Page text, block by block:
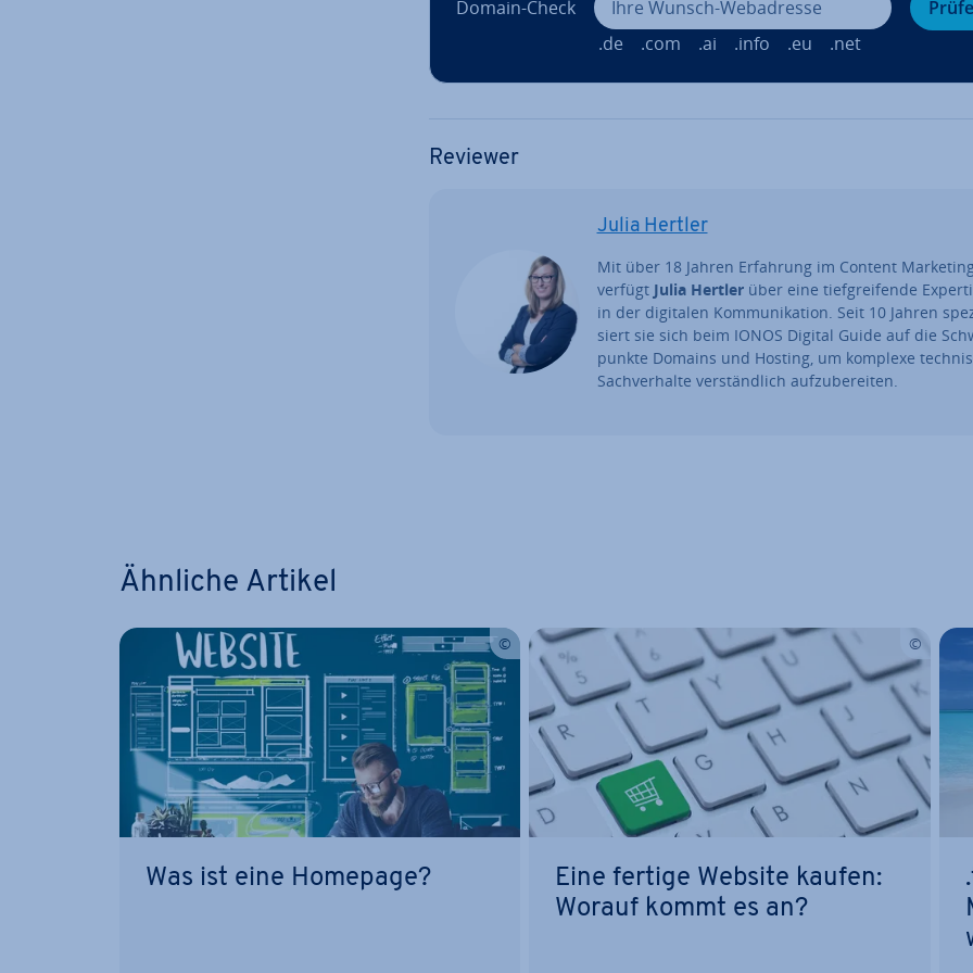
Domain-Check
.de
.com .ai .info .eu .net
Reviewer
Julia Hertler
Mit über 18 Jahren Erfahrung im Content
verfügt Julia Hertlerüber eine tief­grei­fen­de
in der digitalen Kom­mu­ni­ka­ti­on. Seit 10 Jahren
siert sie sich beim IONOS Digital Guide auf die
punk­te Domains und Hosting, um komplexe
Sach­ver­hal­te ver­ständ­lich auf­zu­be­rei­ten.
Ähnliche Artikel
Was ist eine Homepage?
Eine fertige Website kaufen:
Worauf kommt es an?